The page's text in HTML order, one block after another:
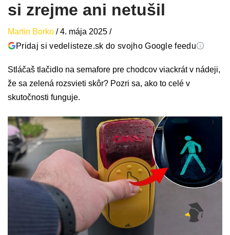
si zrejme ani netušil
Martin Borko /4. mája 2025 /
Pridaj si vedelisteze.sk do svojho Google feedu
Stláčaš tlačidlo na semafore pre chodcov viackrát v nádeji,
že sa zelená rozsvieti skôr? Pozri sa, ako to celé v
skutočnosti funguje.